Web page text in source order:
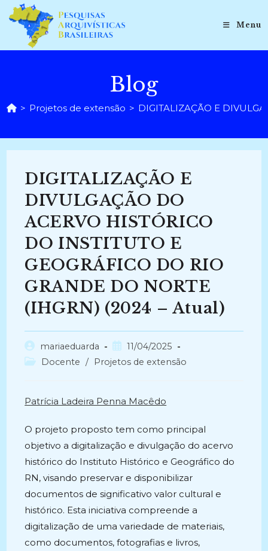
para
conteúdo
Menu
Blog
> Projetos de extensão > DIGITALIZAÇÃO E
DIGITALIZAÇÃO E
DIVULGAÇÃO DO
ACERVO HISTÓRICO
DO INSTITUTO E
GEOGRÁFICO DO RIO
GRANDE DO NORTE
(IHGRN) (2024 – Atual)
Autor
do
mariaeduarda
Post
publicado:
11/04/2025
Categoria
Docente / Projetos de extensão
Patrícia Ladeira Penna Macêdo
O projeto proposto tem como principal
objetivo a digitalização e divulgação do acervo
histórico do Instituto Histórico e Geográfico do
RN, visando preservar e disponibilizar
documentos de significativo valor cultural e
histórico. Esta iniciativa compreende a
digitalização de uma variedade de materiais,
como documentos, fotografias e livros,